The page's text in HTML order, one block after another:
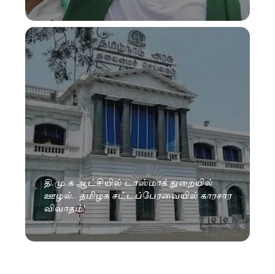
தி.மு.க ஆட்சியில் டாஸ்மாக் துறையில்
ஊழல்.. தமிழக சட்டப்பேரவையில் காரசார
விவாதம்!